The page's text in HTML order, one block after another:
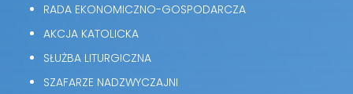
RADA EKONOMICZNO-GOSPODARCZA
AKCJA KATOLICKA
SŁUŻBA LITURGICZNA
SZAFARZE NADZWYCZAJNI